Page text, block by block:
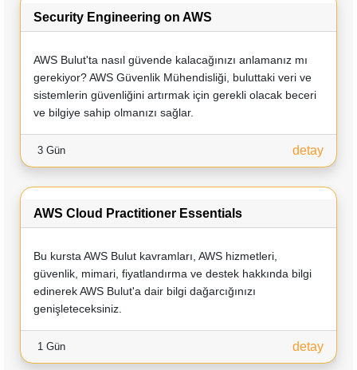
Security Engineering on AWS
AWS Bulut'ta nasıl güvende kalacağınızı anlamanız mı
gerekiyor? AWS Güvenlik Mühendisliği, buluttaki veri ve
sistemlerin güvenliğini artırmak için gerekli olacak beceri
ve bilgiye sahip olmanızı sağlar.
3 Gün detay
AWS Cloud Practitioner Essentials
Bu kursta AWS Bulut kavramları, AWS hizmetleri,
güvenlik, mimari, fiyatlandırma ve destek hakkında bilgi
edinerek AWS Bulut'a dair bilgi dağarcığınızı
genişleteceksiniz.
1 Gün detay